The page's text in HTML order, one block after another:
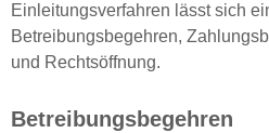
Einleitungsverfahren lässt sich
Betreibungsbegehren,
und Rechtsöffnung.
Betreibungsbegehren